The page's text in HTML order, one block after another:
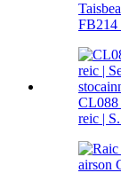
FB214
CL088
reic |